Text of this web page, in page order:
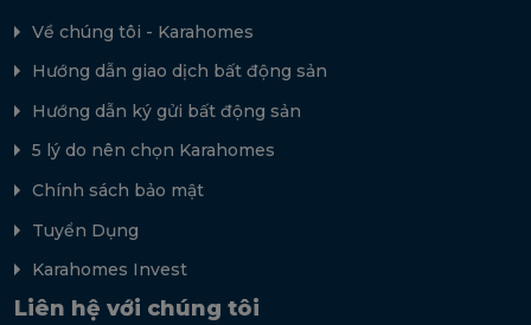
Về chúng tôi - Karahomes
Hướng dẫn giao dịch bất động sản
Hướng dẫn ký gửi bất động sản
5 lý do nên chọn Karahomes
Chính sách bảo mật
Tuyển Dụng
Karahomes Invest
Liên hệ với chúng tôi